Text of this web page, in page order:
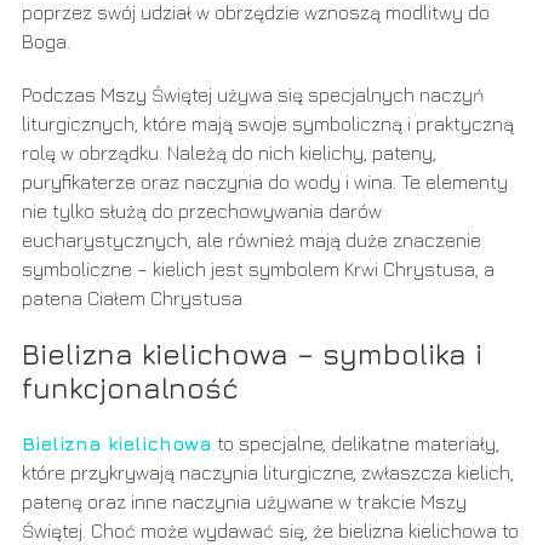
poprzez swój udział w obrzędzie wznoszą modlitwy do
Boga.
Podczas Mszy Świętej używa się specjalnych naczyń
liturgicznych, które mają swoje symboliczną i praktyczną
rolę w obrządku. Należą do nich kielichy, pateny,
puryfikaterze oraz naczynia do wody i wina. Te elementy
nie tylko służą do przechowywania darów
eucharystycznych, ale również mają duże znaczenie
symboliczne – kielich jest symbolem Krwi Chrystusa, a
patena Ciałem Chrystusa.
Bielizna kielichowa – symbolika i
funkcjonalność
Bielizna kielichowa to specjalne, delikatne materiały,
które przykrywają naczynia liturgiczne, zwłaszcza kielich,
patenę oraz inne naczynia używane w trakcie Mszy
Świętej. Choć może wydawać się, że bielizna kielichowa to